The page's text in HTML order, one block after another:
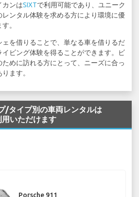
カンはSIXTで利用可能であり、ユニーク
ンタル体験を求める方により環境に優
。
ェを借りることで、単なる車を借りるだ
ビング体験を得ることができます。ビ
めに訪れる方にとって、ニーズに合っ
ます。
/タイプ別の車両レンタルは
いただけます
Porsche 911